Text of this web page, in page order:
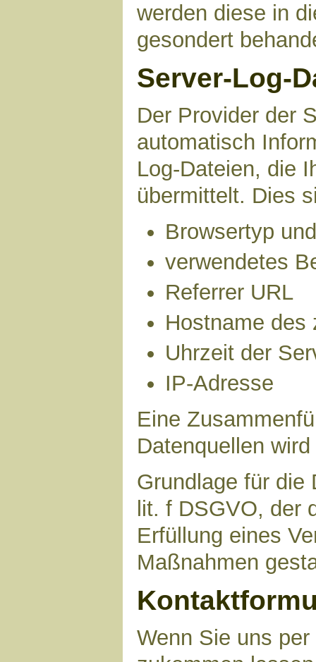
werden diese in
gesondert
Server-Log-
Der Provider der
automatisch
Log-Dateien, die
übermittelt. Dies
Browsertyp
verwendetes
Referrer URL
Hostname des
Uhrzeit der
IP-Adresse
Eine
Datenquellen
Grundlage für die
lit. f DSGVO, der
Erfüllung eines
Maßnahmen
Wenn Sie uns